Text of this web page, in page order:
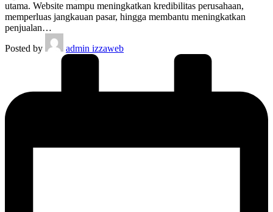
utama. Website mampu meningkatkan kredibilitas perusahaan,
memperluas jangkauan pasar, hingga membantu meningkatkan
penjualan…
Posted by
admin izzaweb